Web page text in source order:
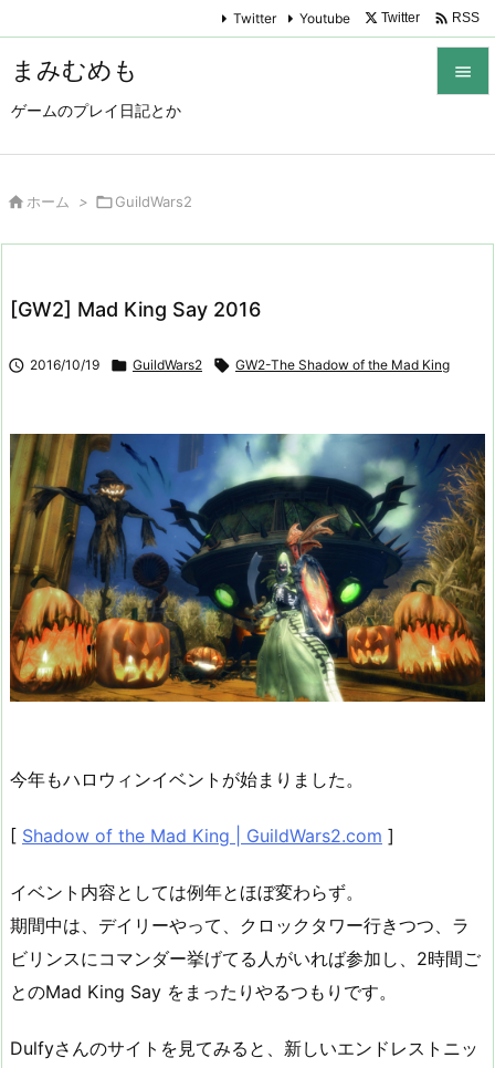
まみむめも
ゲームのプレイ日記とか

Twitter Youtube Twitter  RSS
 ホーム > GuildWars2
[GW2] Mad King Say 2016
 2016/10/19  GuildWars2  GW2-The Shadow of the Mad King
今年もハロウィンイベントが始まりました。
[ Shadow of the Mad King | GuildWars2.com ]
イベント内容としては例年とほぼ変わらず。
期間中は、デイリーやって、クロックタワー行きつつ、ラ
ビリンスにコマンダー挙げてる人がいれば参加し、2時間ご
とのMad King Say をまったりやるつもりです。
Dulfyさんのサイトを見てみると、新しいエンドレストニッ